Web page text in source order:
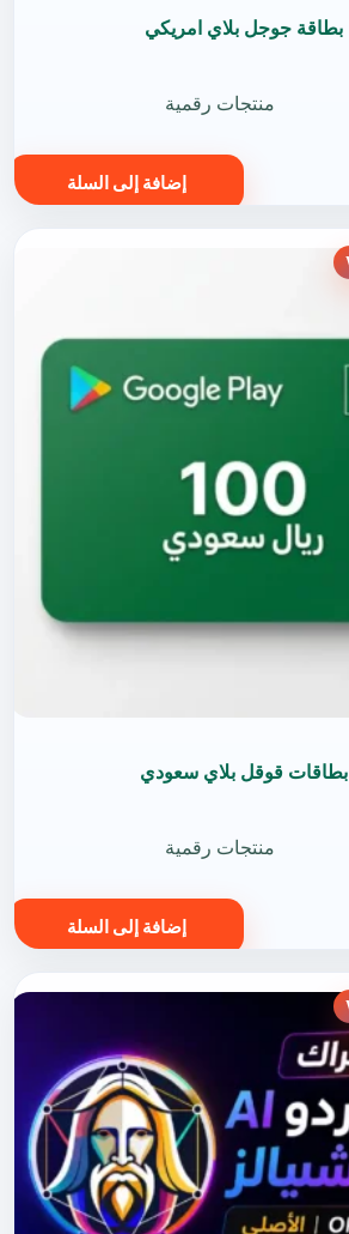
بطاقة جوجل بلاي امريكي
منتجات رقمية
إضافة إلى السلة
بطاقات قوقل بلاي سعودي
منتجات رقمية
إضافة إلى السلة